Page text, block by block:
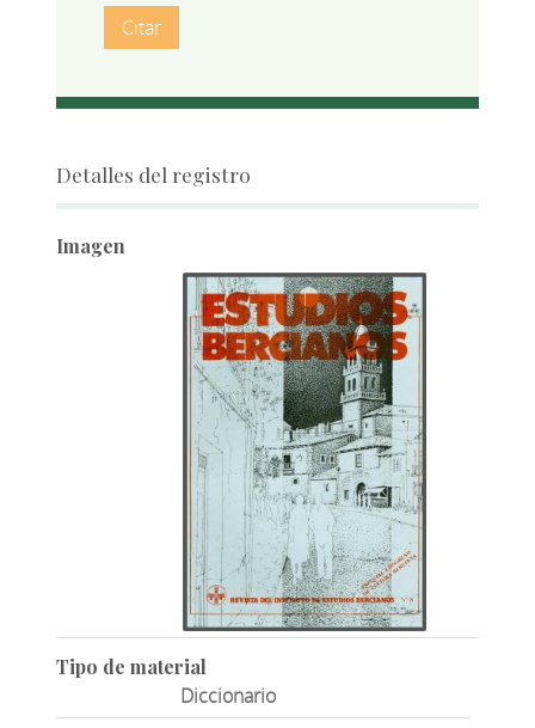
Citar
Detalles del registro
Imagen
Tipo de material
Diccionario